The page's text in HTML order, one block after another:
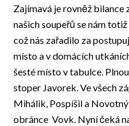
Zajímavá je rovněž bilance
našich soupeřů se nám
což nás zařadilo za
místo a v domácích
šesté místo v tabulce.
stoper Javorek. Ve všech
Mihálik, Pospíšil a
obránce Vovk. Nyní čeká